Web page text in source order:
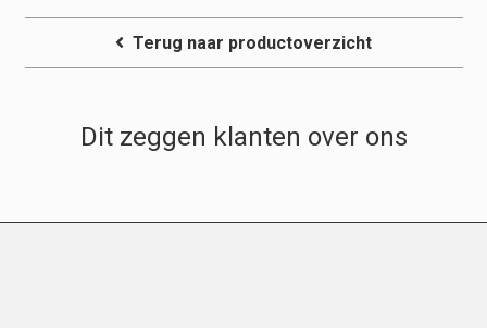
Terug naar productoverzicht
Dit zeggen klanten over ons